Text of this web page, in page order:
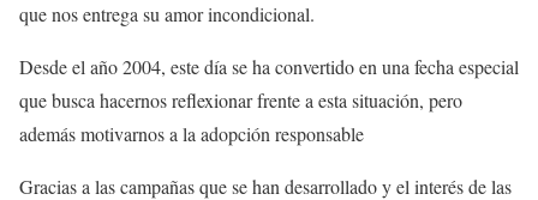
que nos entrega su amor incondicional.
Desde el año 2004, este día se ha convertido en una fecha especial
que busca hacernos reflexionar frente a esta situación, pero
además motivarnos a la adopción responsable
Gracias a las campañas que se han desarrollado y el interés de las